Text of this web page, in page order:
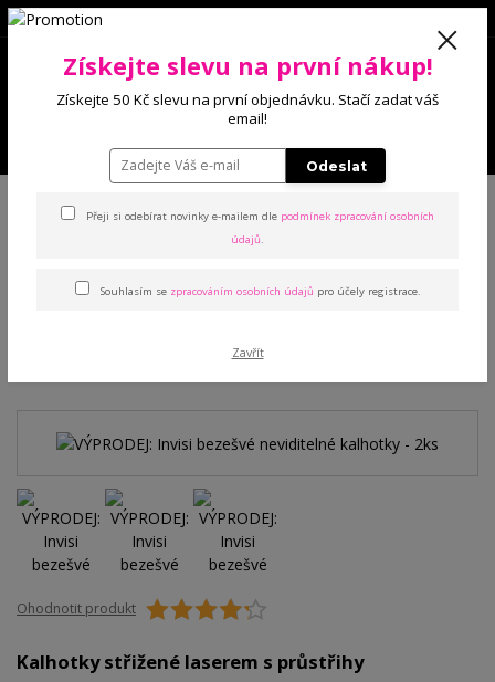
0 Kč
kalhotky - 2ks
VÝPRODEJ: Invisi bezešvé
Ohodnotit produkt
Kalhotky střižené laserem s průstřihy
Získejte slevu na první nákup!
Získejte 50 Kč slevu na první objednávku. Stačí zadat váš
email!
Odeslat
Přeji si odebírat novinky e-mailem dle podmínek zpracování osobních
údajů.
Souhlasím se zpracováním osobních údajů pro účely registrace.
Zavřít